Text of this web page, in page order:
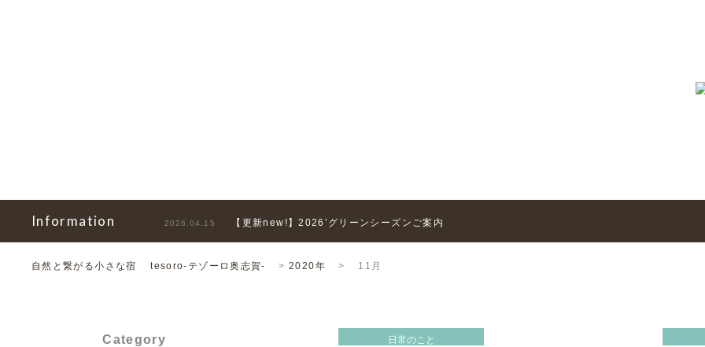
Information 2026.04.15 【更新new!】2026’グリーンシーズンご案内
自然と繋がる小さな宿 tesoro-テゾーロ奥志賀- >2020年 > 11月
日常のこと
Category